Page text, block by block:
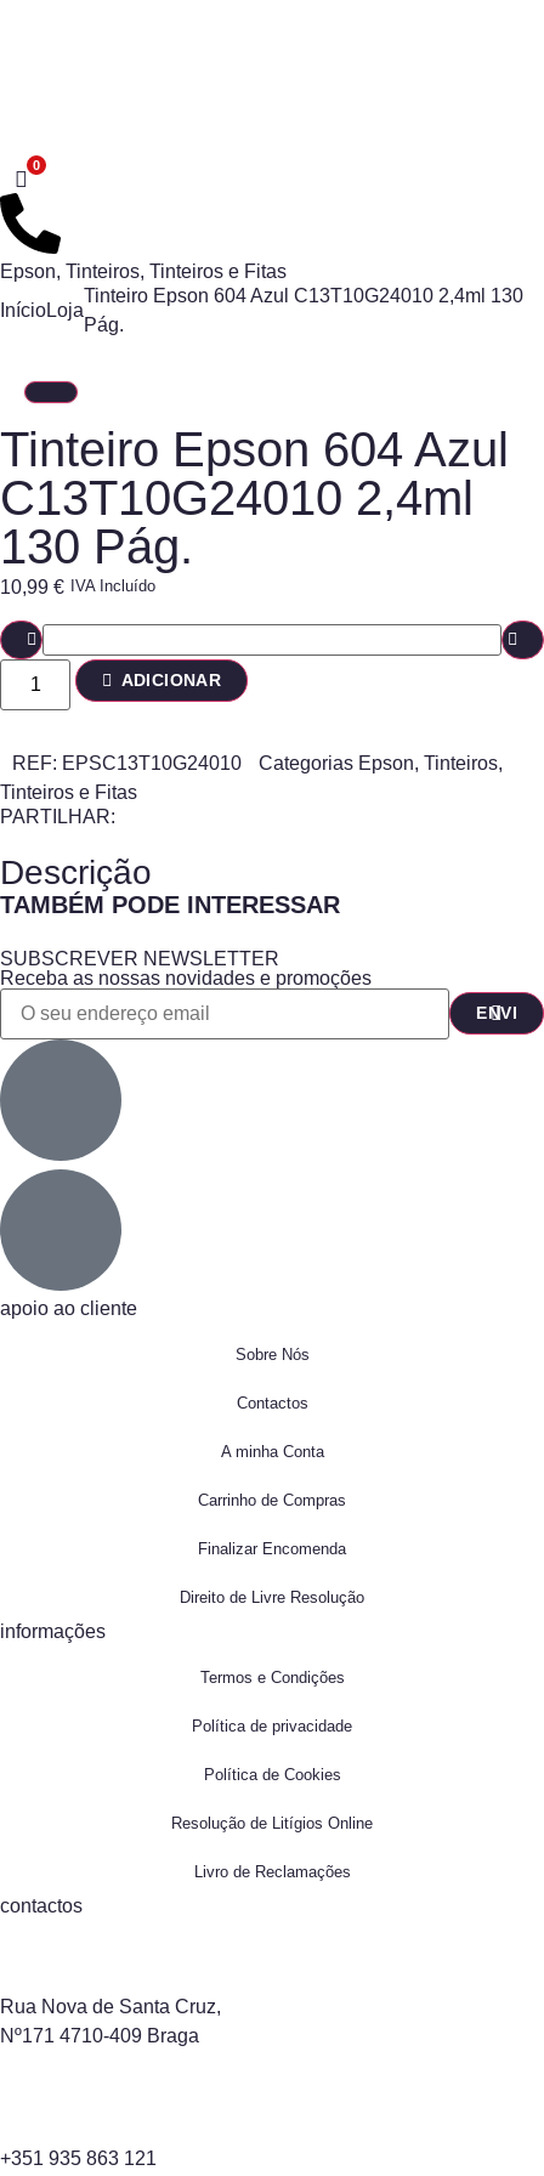
Epson, Tinteiros, Tinteiros e Fitas
InícioLoja
Tinteiro Epson 604 Azul C13T10G24010 2,4ml 130
Pág.
Tinteiro Epson 604 Azul
C13T10G24010 2,4ml
130 Pág.
10,99 € IVA Incluído
ADICIONAR
REF: EPSC13T10G24010 Categorias Epson, Tinteiros,
Tinteiros e Fitas
PARTILHAR:
Descrição
TAMBÉM PODE INTERESSAR
SUBSCREVER NEWSLETTER
Receba as nossas novidades e promoções
apoio ao cliente
Sobre Nós
Contactos
A minha Conta
Carrinho de Compras
Finalizar Encomenda
Direito de Livre Resolução
informações
Termos e Condições
Política de privacidade
Política de Cookies
Resolução de Litígios Online
Livro de Reclamações
contactos
Rua Nova de Santa Cruz,
Nº171 4710-409 Braga
+351 935 863 121